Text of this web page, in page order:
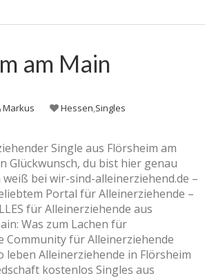
am Main
Markus Hessen,Singles
Single aus Flörsheim am
Glückwunsch, du bist hier genau
weiß bei wir-sind-alleinerziehend.de –
Portal für Alleinerziehende –
für Alleinerziehende aus
Was zum Lachen für
Community für Alleinerziehende
leben Alleinerziehende in Flörsheim
kostenlos Singles aus